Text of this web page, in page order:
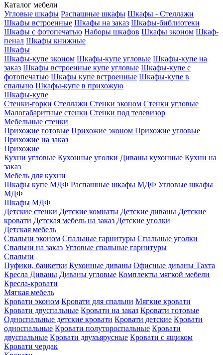
Каталог мебели
Угловые шкафы Распашные шкафы Шкафы - Стеллажи
Шкафы встроенные Шкафы на заказ Шкафы-библиотеки
Шкафы с фотопечатью Наборы шкафов Шкафы эконом Шкаф-
пенал Шкафы книжные
Шкафы
Шкафы-купе эконом Шкафы-купе угловые Шкафы-купе на
заказ Шкафы встроенные купе угловые Шкафы-купе с
фотопечатью Шкафы купе встроенные Шкафы-купе в
спальню Шкафы-купе в прихожую
Шкафы-купе
Стенки-горки Стеллажи Стенки эконом Стенки угловые
Малогабаритные стенки Стенки под телевизор
Мебельные стенки
Прихожие готовые Прихожие эконом Прихожие угловые
Прихожие на заказ
Прихожие
Кухни угловые Кухонные уголки Диваны кухонные Кухни на
заказ
Мебель для кухни
Шкафы купе МДФ Распашные шкафы МДФ Угловые шкафы
МДФ
Шкафы МДФ
Детские стенки Детские комнаты Детские диваны Детские
кровати Детская мебель на заказ Детские уголки
Детская мебель
Спальни эконом Спальные гарнитуры Спальные уголки
Спальни на заказ Угловые спальные гарнитуры
Спальни
Пуфики, банкетки Кухонные диваны Офисные диваны Тахта
Кресла Диваны Диваны угловые Комплекты мягкой мебели
Кресла-кровати
Мягкая мебель
Кровати эконом Кровати для спальни Мягкие кровати
Кровати двуспальные Кровати на заказ Кровати готовые
Односпальные детские кровати Кровати детские Кровати
односпальные Кровати полутороспальные Кровати
двуспальные Кровати двухъярусные Кровати с ящиком
Кровати чердак